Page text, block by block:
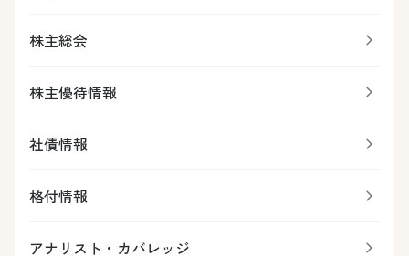
株主総会
株主優待情報
社債情報
格付情報
アナリスト・カバレッジ